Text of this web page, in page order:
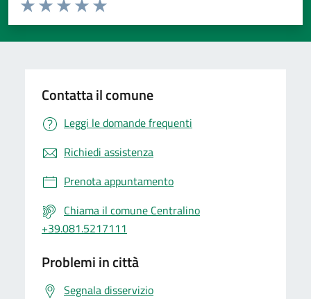
Valuta 5 stelle su 5
Valuta 4 stelle su 5
Valuta 3 stelle su 5
Valuta 2 stelle su 5
Valuta 1 stelle su 5
Contatta il comune
Leggi le domande frequenti
Richiedi assistenza
Prenota appuntamento
Chiama il comune Centralino
+39.081.5217111
Problemi in città
Segnala disservizio